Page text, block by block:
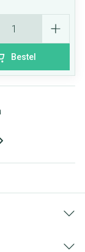
Bestel